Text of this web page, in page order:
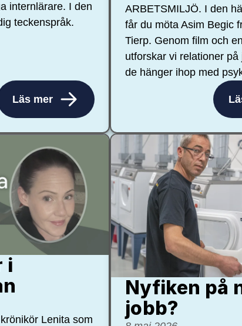
internlärare. I den
teckenspråk.
Läs mer
ARBETSMILJÖ. I den
får du möta Asim Begic
Tierp. Genom film och
utforskar vi relationer
de hänger ihop med
i
Lenita som
Nyfiken på
jobb?